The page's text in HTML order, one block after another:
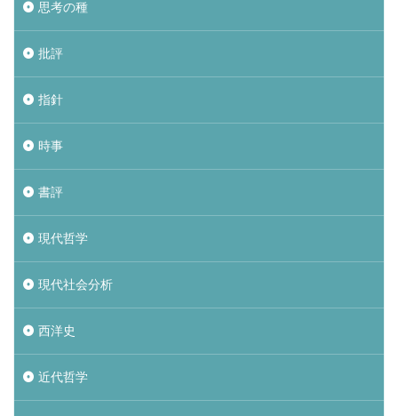
思考の種
批評
指針
時事
書評
現代哲学
現代社会分析
西洋史
近代哲学